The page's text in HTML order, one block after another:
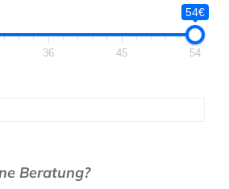
54€
36 45 54
Beratung?